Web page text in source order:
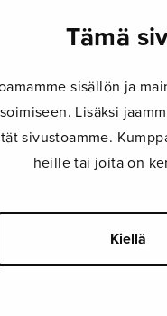
Tämä
sisällön ja
Lisäksi
sivustoamme.
heille tai joita on
Kiellä